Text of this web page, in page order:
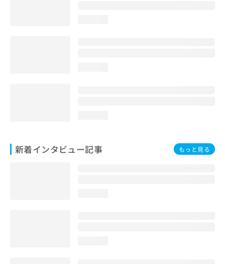
新着インタビュー記事 もっと見る